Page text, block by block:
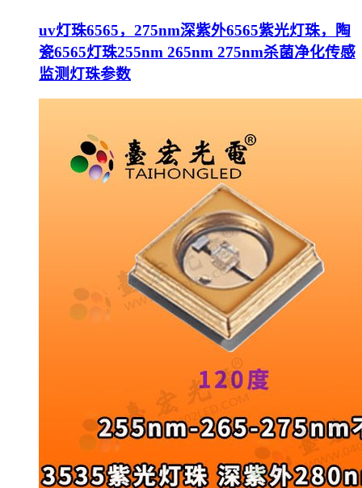
uv灯珠6565，275nm深紫外6565紫光灯珠，陶
瓷6565灯珠255nm 265nm 275nm杀菌净化传感
监测灯珠参数